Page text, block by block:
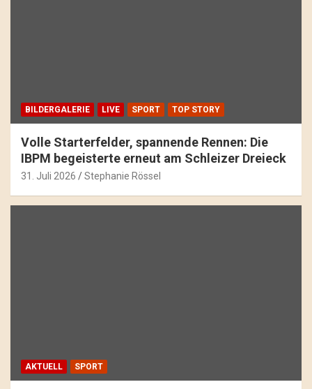
BILDERGALERIE LIVE SPORT TOP STORY
Volle Starterfelder, spannende Rennen: Die
IBPM begeisterte erneut am Schleizer Dreieck
31. Juli 2026 Stephanie Rössel
AKTUELL SPORT